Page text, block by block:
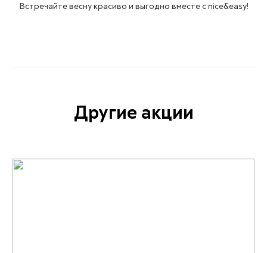
Встречайте весну красиво и выгодно вместе с nice&easy!
Другие акции